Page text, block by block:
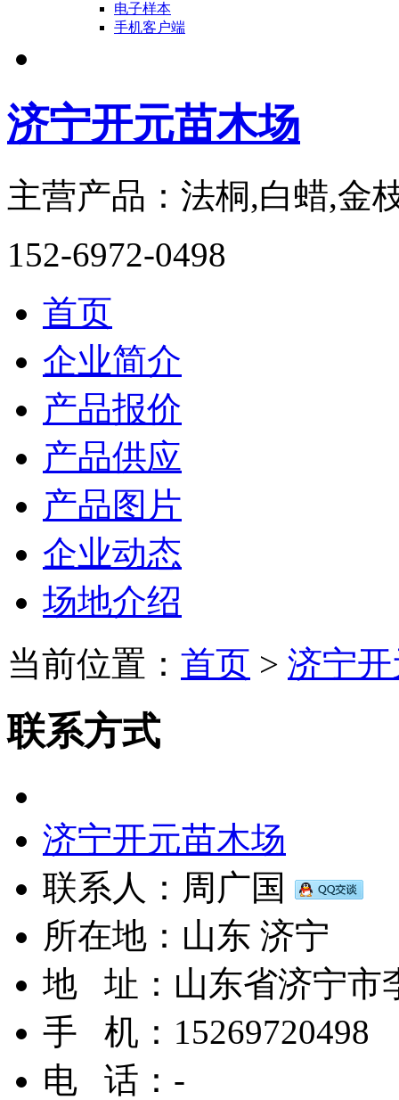
电子样本
手机客户端
济宁开元苗木场
主营产品：法桐,白蜡,金
152-6972-0498
首页
企业简介
产品报价
产品供应
产品图片
企业动态
场地介绍
当前位置： 首页 > 济宁
联系方式
济宁开元苗木场
联系人： 周广国
所在地： 山东 济宁
地 址： 山东省济宁市
手 机： 15269720498
电 话： -